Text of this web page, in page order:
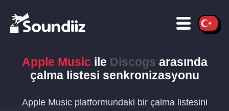
Apple Music ile Discogs arasında
çalma listesi senkronizasyonu
Apple Music platformundaki bir çalma listesini